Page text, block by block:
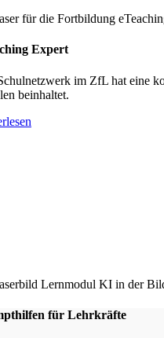
Expert
im ZfL hat eine
beinhaltet.
für Lehrkräfte